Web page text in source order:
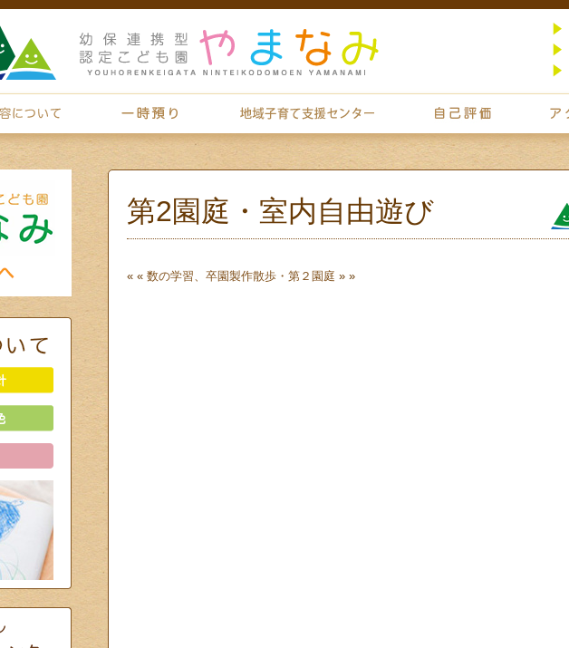
第2園庭・室内自由遊び
« « 数の学習、卒園製作散歩・第２園庭 » »